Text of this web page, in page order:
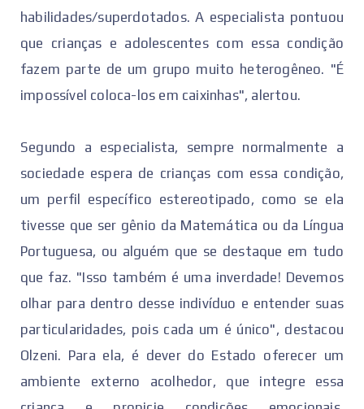
habilidades/superdotados. A especialista pontuou
que crianças e adolescentes com essa condição
fazem parte de um grupo muito heterogêneo. "É
impossível coloca-los em caixinhas", alertou.
Segundo a especialista, sempre normalmente a
sociedade espera de crianças com essa condição,
um perfil específico estereotipado, como se ela
tivesse que ser gênio da Matemática ou da Língua
Portuguesa, ou alguém que se destaque em tudo
que faz. "Isso também é uma inverdade! Devemos
olhar para dentro desse indivíduo e entender suas
particularidades, pois cada um é único", destacou
Olzeni. Para ela, é dever do Estado oferecer um
ambiente externo acolhedor, que integre essa